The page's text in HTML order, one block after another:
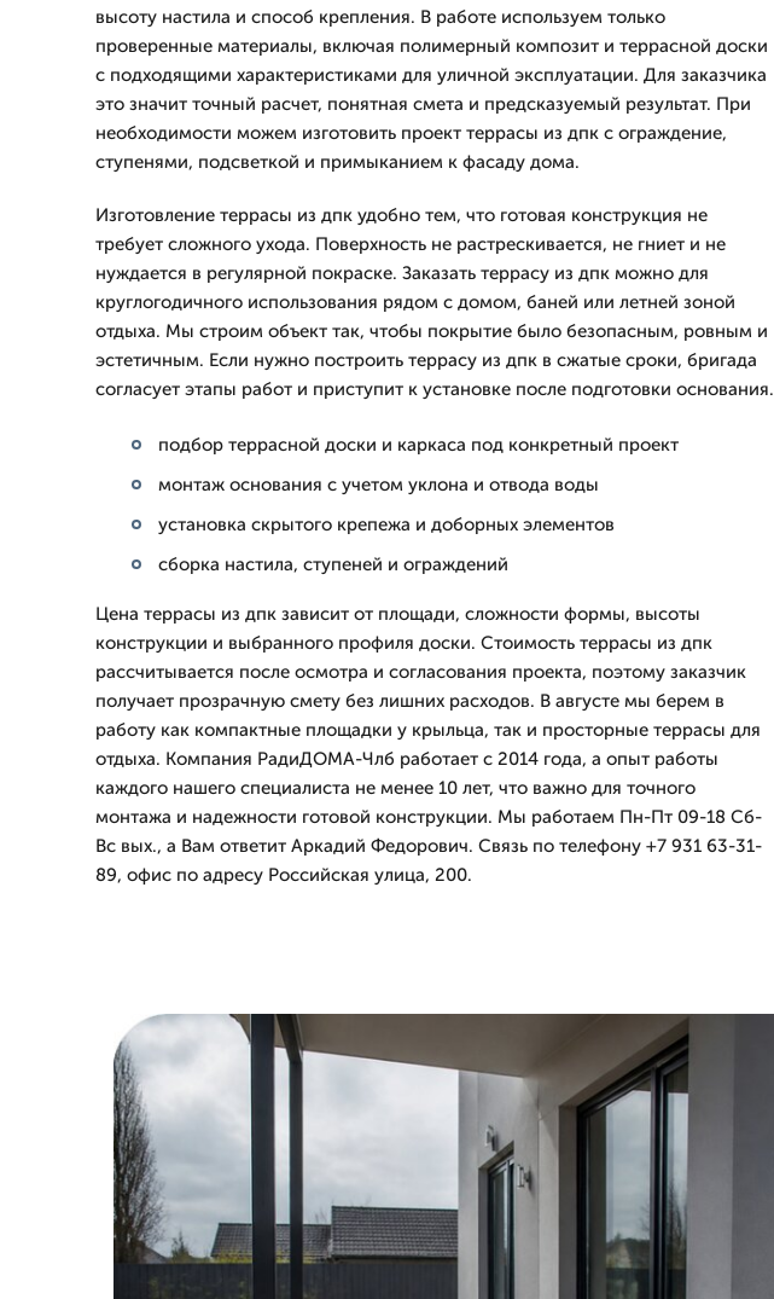
высоту настила и способ крепления. В работе используем только
проверенные материалы, включая полимерный композит и террасной доски
с подходящими характеристиками для уличной эксплуатации. Для заказчика
это значит точный расчет, понятная смета и предсказуемый результат. При
необходимости можем изготовить проект террасы из дпк с ограждение,
ступенями, подсветкой и примыканием к фасаду дома.
Изготовление террасы из дпк удобно тем, что готовая конструкция не
требует сложного ухода. Поверхность не растрескивается, не гниет и не
нуждается в регулярной покраске. Заказать террасу из дпк можно для
круглогодичного использования рядом с домом, баней или летней зоной
отдыха. Мы строим объект так, чтобы покрытие было безопасным, ровным и
эстетичным. Если нужно построить террасу из дпк в сжатые сроки, бригада
согласует этапы работ и приступит к установке после подготовки основания.
подбор террасной доски и каркаса под конкретный проект
монтаж основания с учетом уклона и отвода воды
установка скрытого крепежа и доборных элементов
сборка настила, ступеней и ограждений
Цена террасы из дпк зависит от площади, сложности формы, высоты
конструкции и выбранного профиля доски. Стоимость террасы из дпк
рассчитывается после осмотра и согласования проекта, поэтому заказчик
получает прозрачную смету без лишних расходов. В августе мы берем в
работу как компактные площадки у крыльца, так и просторные террасы для
отдыха. Компания РадиДОМА-Члб работает с 2014 года, а опыт работы
каждого нашего специалиста не менее 10 лет, что важно для точного
монтажа и надежности готовой конструкции. Мы работаем Пн-Пт 09-18 Сб-
Вс вых., а Вам ответит Аркадий Федорович. Связь по телефону +7 931 63-31-
89, офис по адресу Российская улица, 200.